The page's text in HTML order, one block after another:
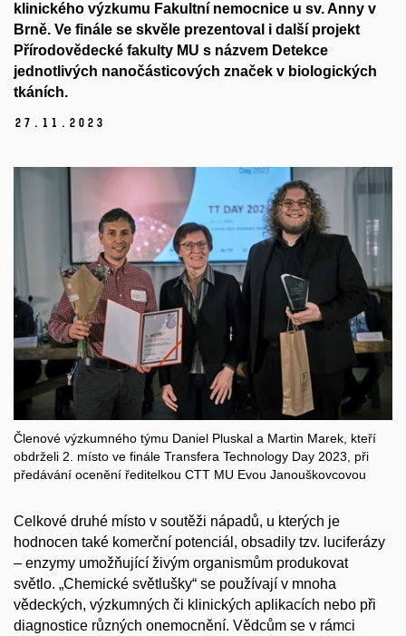
klinického výzkumu Fakultní nemocnice u sv. Anny v
Brně. Ve finále se skvěle prezentoval i další projekt
Přírodovědecké fakulty MU s názvem Detekce
jednotlivých nanočásticových značek v biologických
tkáních.
27. 11. 2023
Členové výzkumného týmu Daniel Pluskal a Martin Marek, kteří
obdrželi 2. místo ve finále Transfera Technology Day 2023, při
předávání ocenění ředitelkou CTT MU Evou Janouškovcovou
Celkové druhé místo v soutěži nápadů, u kterých je
hodnocen také komerční potenciál, obsadily tzv. luciferázy
– enzymy umožňující živým organismům produkovat
světlo. „Chemické světlušky“ se používají v mnoha
vědeckých, výzkumných či klinických aplikacích nebo při
diagnostice různých onemocnění. Vědcům se v rámci